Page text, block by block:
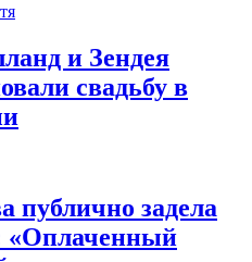
и Зендея
свадьбу в
публично задела
«Оплаченный